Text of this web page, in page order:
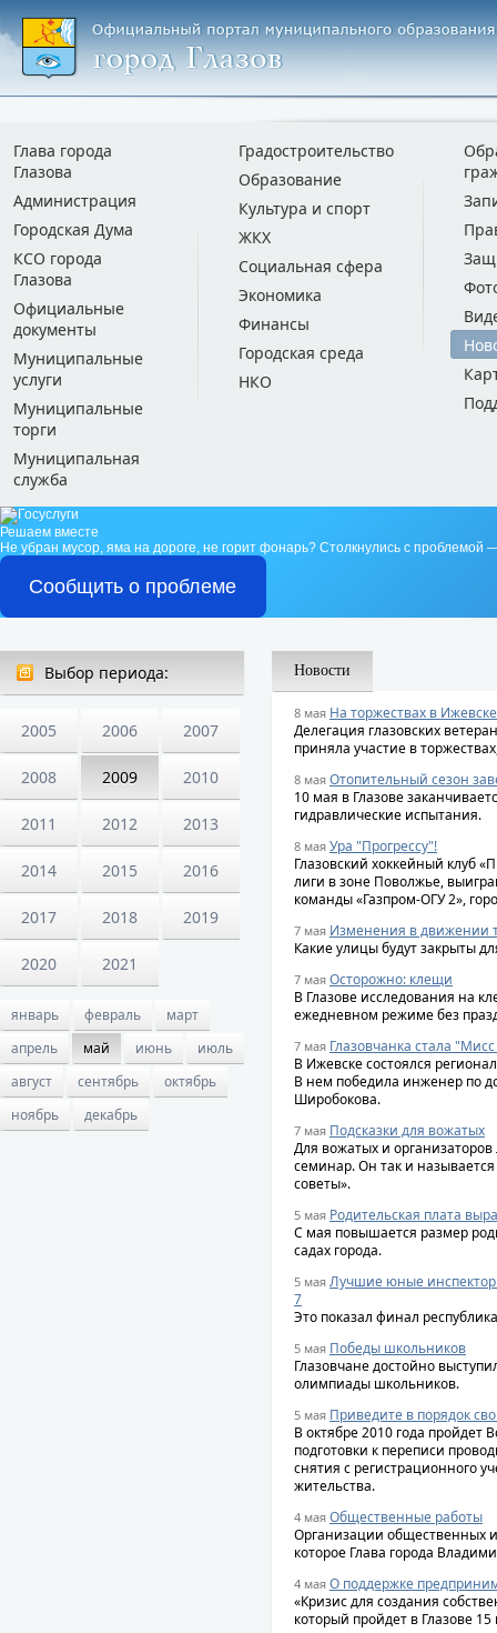
Глава города
Глазова
Администрация
Городская Дума
КСО города
Глазова
Официальные
документы
Муниципальные
услуги
Муниципальные
торги
Муниципальная
служба
Градостроительство
Образование
Культура и спорт
ЖКХ
Социальная сфера
Экономика
Финансы
Городская среда
НКО
Решаем вместе
Не убран мусор, яма на дороге, не горит фонарь? Столкнулись с проблемой
Сообщить о проблеме
Выбор периода:
2005 2006 2007
2008 2009 2010
2011 2012 2013
2014 2015 2016
2017 2018 2019
2020 2021
январь февраль
март
апрель
май июнь
июль
август
сентябрь
октябрь
ноябрь
декабрь
Новости
8 мая На торжествах в Ижевске
Делегация глазовских
приняла участие в
8 мая Отопительный сезон
10 мая в Глазове
гидравлические испытания.
8 мая Ура "Прогрессу"!
Глазовский хоккейный клуб
лиги в зоне Поволжье,
команды «Газпром-ОГУ 2»,
7 мая Изменения в движении
Какие улицы будут закрыты
7 мая Осторожно: клещи
В Глазове исследования на
ежедневном режиме без
7 мая Глазовчанка стала
В Ижевске состоялся
В нем победила инженер по
Широбокова.
7 мая Подсказки для вожатых
Для вожатых и
семинар. Он так и
советы».
5 мая Родительская плата
С мая повышается размер
садах города.
5 мая Лучшие юные
7
Это показал финал
5 мая Победы школьников
Глазовчане достойно
олимпиады школьников.
5 мая Приведите в порядок
В октябре 2010 года пройдет
подготовки к переписи
снятия с регистрационного
жительства.
4 мая Общественные работы
Организации общественных
которое Глава города
4 мая О поддержке
«Кризис для создания
который пройдет в Глазове 15